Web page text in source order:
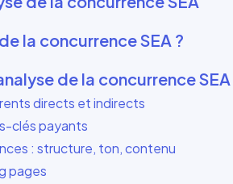
la concurrence SEA ?
de la concurrence
directs et indirects
clés payants
: structure, ton, contenu
pages